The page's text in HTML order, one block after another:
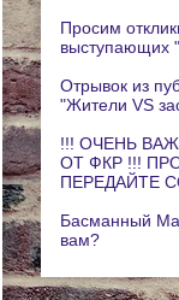
Просим
выступающих
Отрывок из
"Жители VS
!!! ОЧЕНЬ
ОТ ФКР !!!
ПЕРЕДАЙТЕ
Басманный
вам?